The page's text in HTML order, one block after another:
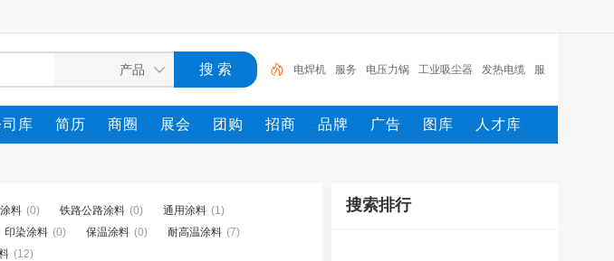
电焊机 服务 电压力锅 工业吸尘器 发热电缆 服
装 服装打包机 服务/ 工具 家用电器
库 简历 商圈 展会 团购 招商 品牌 广告 图库 人才库
料 (0) 铁路公路涂料 (0) 通用涂料 (1)
印染涂料 (0) 保温涂料 (0) 耐高温涂料 (7)
(12)
搜索排行